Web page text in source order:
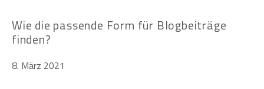
Wie die passende Form für Blogbeiträge
finden?
8. März 2021